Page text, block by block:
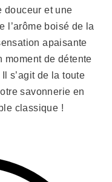
douceur et une
l’arôme boisé de la
apaisante
moment de détente
s’agit de la toute
savonnerie en
classique !